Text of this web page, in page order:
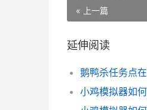
« 上一篇
延伸阅读